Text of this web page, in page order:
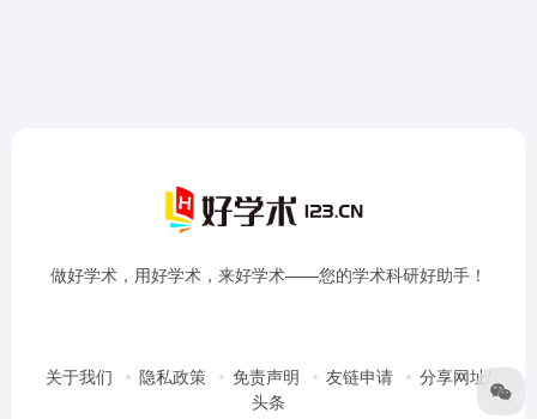
做好学术，用好学术，来好学术——您的学术科研好助手！
关于我们 隐私政策 免责声明 友链申请
分享网址/
头条